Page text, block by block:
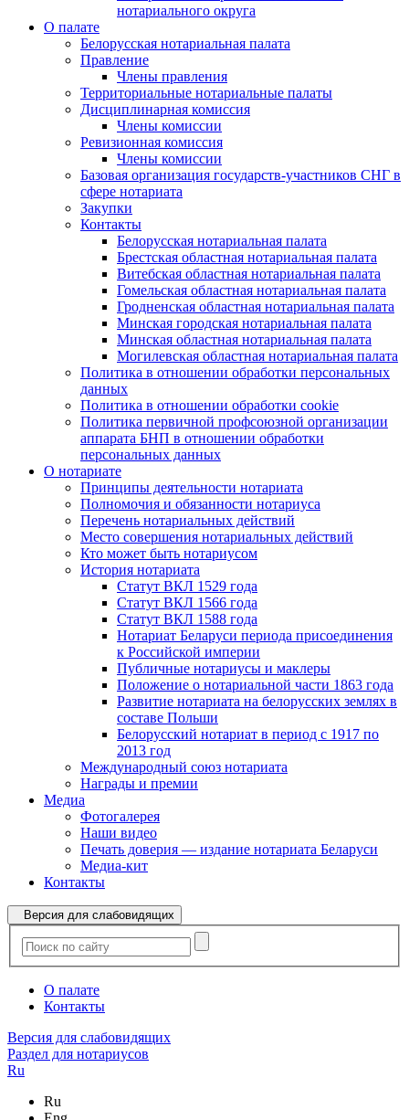
нотариального округа
О палате
Белорусская нотариальная палата
Правление
Члены правления
Территориальные нотариальные палаты
Дисциплинарная комиссия
Члены комиссии
Ревизионная комиссия
Члены комиссии
Базовая организация государств-участников СНГ в
сфере нотариата
Закупки
Контакты
Белорусская нотариальная палата
Брестская областная нотариальная палата
Витебская областная нотариальная палата
Гомельская областная нотариальная палата
Гродненская областная нотариальная палата
Минская городская нотариальная палата
Минская областная нотариальная палата
Могилевская областная нотариальная палата
Политика в отношении обработки персональных
данных
Политика в отношении обработки cookie
Политика первичной профсоюзной организации
аппарата БНП в отношении обработки
персональных данных
О нотариате
Принципы деятельности нотариата
Полномочия и обязанности нотариуса
Перечень нотариальных действий
Место совершения нотариальных действий
Кто может быть нотариусом
История нотариата
Статут ВКЛ 1529 года
Статут ВКЛ 1566 года
Статут ВКЛ 1588 года
Нотариат Беларуси периода присоединения
к Российской империи
Публичные нотариусы и маклеры
Положение о нотариальной части 1863 года
Развитие нотариата на белорусских землях в
составе Польши
Белорусский нотариат в период с 1917 по
2013 год
Международный союз нотариата
Награды и премии
Медиа
Фотогалерея
Наши видео
Печать доверия — издание нотариата Беларуси
Медиа-кит
Контакты
Версия для слабовидящих
О палате
Контакты
Версия для слабовидящих
Раздел для нотариусов
Ru
Ru